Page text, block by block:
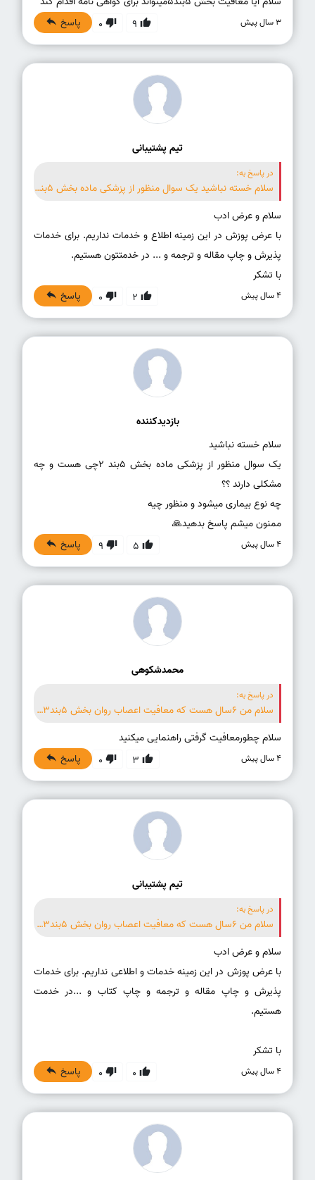
3 سال پیش 9
0 پاسخ
تیم پشتیبانی
در پاسخ به:
سلام خسته نباشید یک سوال منظور از پزشکی ماده بخش ۵بند ۲چی هست و چه مشکلی دارند ؟؟ چه نوع بیماری میشود و منظور چیه ممنون میشم پاسخ بدهید🙏
با عرض پوزش در این زمینه اطلاع و خدمات نداریم. برای خدمات
با تشکر
4 سال پیش 2
0 پاسخ
بازدیدکننده
یک سوال منظور از پزشکی ماده بخش ۵بند ۲چی هست و چه
ممنون میشم پاسخ بدهید🙏
4 سال پیش 5
9 پاسخ
محمدشکوهی
در پاسخ به:
سلام من 6سال هست که معافیت اعصاب روان بخش 5بند3دارم معاف دائم گواهینامه هم دارم ایا من میتونم به عنوان راننده در شرکت ها یا اداره جات استخدام شوم. ممنون میشم که جواب بید.
سلام چطورمعافیت گرفتی راهنمایی میکنید
4 سال پیش 3
0 پاسخ
تیم پشتیبانی
در پاسخ به:
سلام من 6سال هست که معافیت اعصاب روان بخش 5بند3دارم معاف دائم گواهینامه هم دارم ایا من میتونم به عنوان راننده در شرکت ها یا اداره جات استخدام شوم. ممنون میشم که جواب بید.
با عرض پوزش در این زمینه خدمات و اطلاعی نداریم. برای خدمات
پذیرش و چاپ مقاله و ترجمه و چاپ کتاب و ...در خدمت
با تشکر
4 سال پیش 0
0 پاسخ